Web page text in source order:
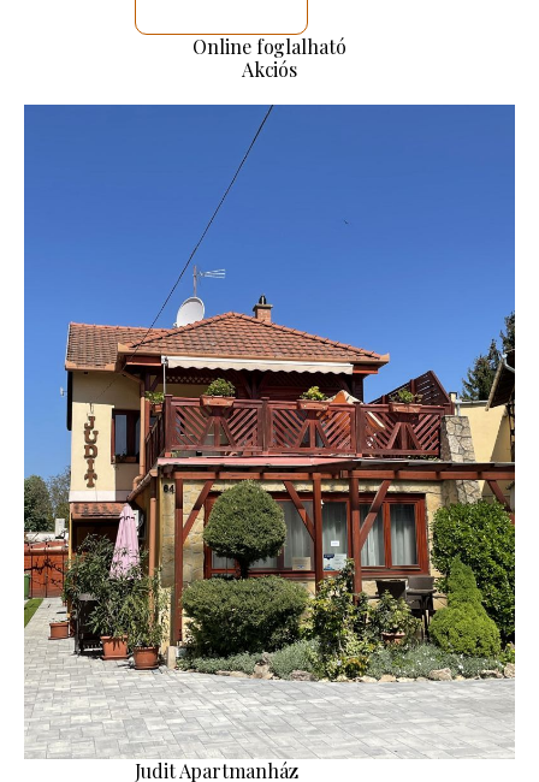
Online foglalható
Akciós
Judit Apartmanház